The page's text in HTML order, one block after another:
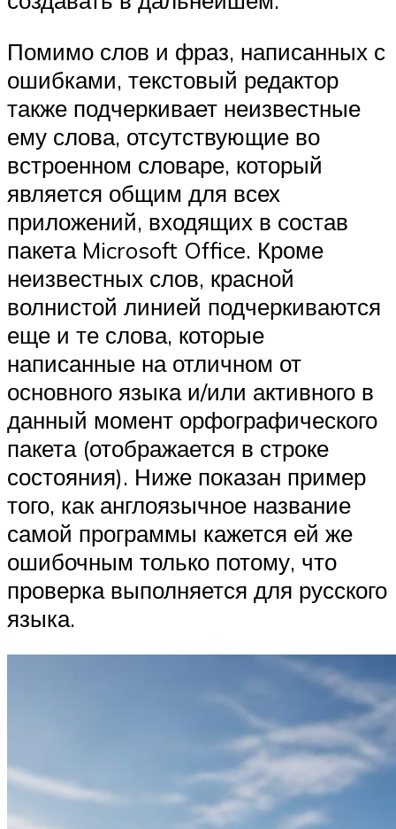
Помимо слов и фраз, написанных с
ошибками, текстовый редактор
также подчеркивает неизвестные
ему слова, отсутствующие во
встроенном словаре, который
является общим для всех
приложений, входящих в состав
пакета Microsoft Office. Кроме
неизвестных слов, красной
волнистой линией подчеркиваются
еще и те слова, которые
написанные на отличном от
основного языка и/или активного в
данный момент орфографического
пакета (отображается в строке
состояния). Ниже показан пример
того, как англоязычное название
самой программы кажется ей же
ошибочным только потому, что
проверка выполняется для русского
языка.